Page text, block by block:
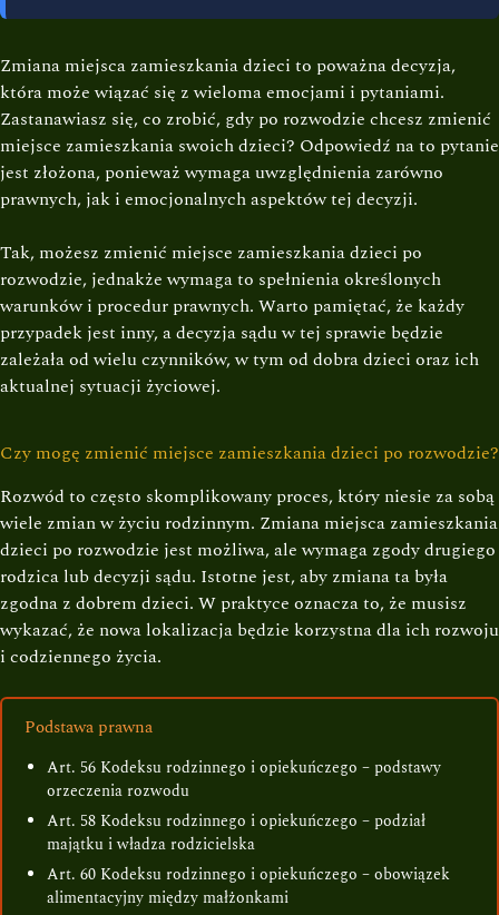
Zmiana miejsca zamieszkania dzieci to poważna decyzja,
która może wiązać się z wieloma emocjami i pytaniami.
Zastanawiasz się, co zrobić, gdy po rozwodzie chcesz zmienić
miejsce zamieszkania swoich dzieci? Odpowiedź na to pytanie
jest złożona, ponieważ wymaga uwzględnienia zarówno
prawnych, jak i emocjonalnych aspektów tej decyzji.
Tak, możesz zmienić miejsce zamieszkania dzieci po
rozwodzie, jednakże wymaga to spełnienia określonych
warunków i procedur prawnych. Warto pamiętać, że każdy
przypadek jest inny, a decyzja sądu w tej sprawie będzie
zależała od wielu czynników, w tym od dobra dzieci oraz ich
aktualnej sytuacji życiowej.
Czy mogę zmienić miejsce zamieszkania dzieci po rozwodzie?
Rozwód to często skomplikowany proces, który niesie za sobą
wiele zmian w życiu rodzinnym. Zmiana miejsca zamieszkania
dzieci po rozwodzie jest możliwa, ale wymaga zgody drugiego
rodzica lub decyzji sądu. Istotne jest, aby zmiana ta była
zgodna z dobrem dzieci. W praktyce oznacza to, że musisz
wykazać, że nowa lokalizacja będzie korzystna dla ich rozwoju
i codziennego życia.
Podstawa prawna
Art. 56 Kodeksu rodzinnego i opiekuńczego – podstawy
orzeczenia rozwodu
Art. 58 Kodeksu rodzinnego i opiekuńczego – podział
majątku i władza rodzicielska
Art. 60 Kodeksu rodzinnego i opiekuńczego – obowiązek
alimentacyjny między małżonkami